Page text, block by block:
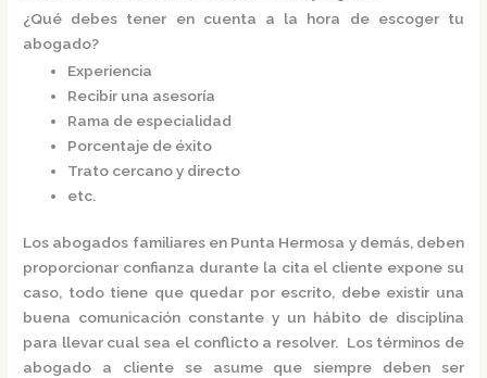
¿Qué debes tener en cuenta a la hora de escoger tu
abogado?
Experiencia
Recibir una asesoría
Rama de especialidad
Porcentaje de éxito
Trato cercano y directo
etc.
Los abogados familiares en Punta Hermosa y demás, deben
proporcionar confianza durante la cita el cliente expone su
caso, todo tiene que quedar por escrito, debe existir una
buena comunicación constante y un hábito de disciplina
para llevar cual sea el conflicto a resolver. Los términos de
abogado a cliente se asume que siempre deben ser